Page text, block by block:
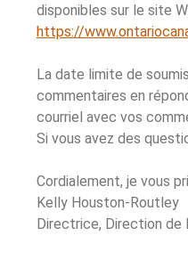
disponibles sur le site
https://
La date limite de
commentaires en
courriel avec vos
Si vous avez des
Cordialement, je vous
Kelly Houston-Routley
Directrice, Direction de